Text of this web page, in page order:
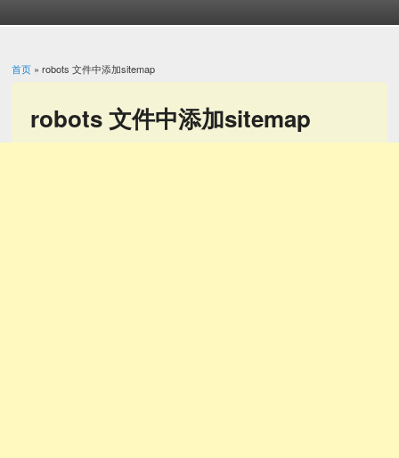
你在这里
首页 » robots 文件中添加sitemap
robots 文件中添加sitemap